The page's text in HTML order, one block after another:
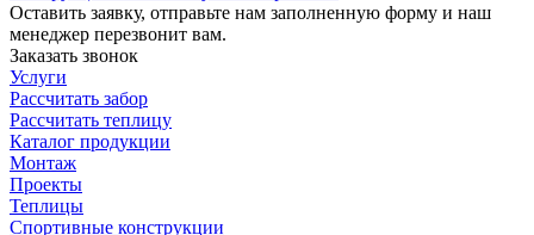
Оставить заявку, отправьте нам заполненную форму и наш
менеджер перезвонит вам.
Заказать звонок
Услуги
Рассчитать забор
Рассчитать теплицу
Каталог продукции
Монтаж
Проекты
Теплицы
Спортивные конструкции